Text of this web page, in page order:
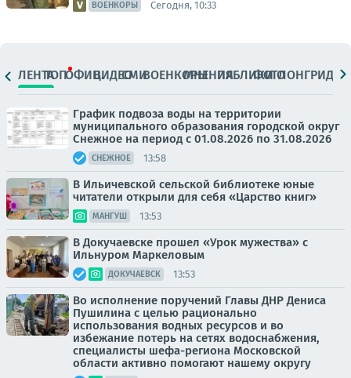
ВОЕНКОРЫ Сегодня, 10:33
ЛЕНТАТОПОФИЦ.ВИДЕОСМИВОЕНКОРЫМНЕНИЯПАБЛИКИ
ФОТОЛОНГРИДЫ
График подвоза воды на территории
муниципального образования городской округ
Снежное на период с 01.08.2026 по 31.08.2026
СНЕЖНОЕ 13:58
В Ильичевской сельской библиотеке юные
читатели открыли для себя «Царство книг»
МАНГУШ 13:53
В Докучаевске прошел «Урок мужества» с
Ильнуром Маркеловым
ДОКУЧАЕВСК 13:53
Во исполнение поручений Главы ДНР Дениса
Пушилина с целью рационально
использования водных ресурсов и во
избежание потерь на сетях водоснабжения,
специалисты шефа-региона Московской
области активно помогают нашему округу